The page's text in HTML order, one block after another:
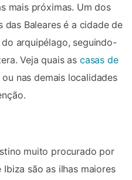
mais próximas. Um dos
Baleares é a cidade de
arquipélago, seguindo-
Veja quais as casas de
ou nas demais localidades
muito procurado por
são as ilhas maiores